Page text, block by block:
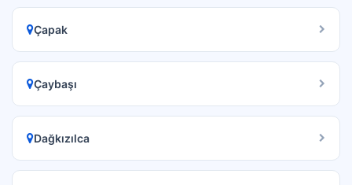
Çapak
Çaybaşı
Dağkızılca